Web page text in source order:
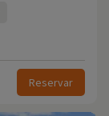
Reservar